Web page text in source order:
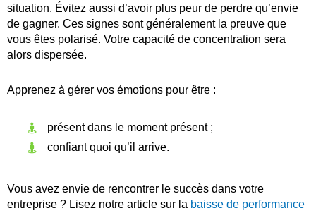
situation. Évitez aussi d’avoir plus peur de perdre qu’envie
de gagner. Ces signes sont généralement la preuve que
vous êtes polarisé. Votre capacité de concentration sera
alors dispersée.
Apprenez à gérer vos émotions pour être :
présent dans le moment présent ;
confiant quoi qu’il arrive.
Vous avez envie de rencontrer le succès dans votre
entreprise ? Lisez notre article sur la baisse de performance